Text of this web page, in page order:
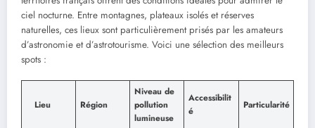
ciel nocturne. Entre montagnes, plateaux isolés et réserves
naturelles, ces lieux sont particulièrement prisés par les amateurs
d’astronomie et d’astrotourisme. Voici une sélection des meilleurs
spots :
Lieu Région
Niveau de
pollution
lumineuse
Accessibilit
é
Particularité